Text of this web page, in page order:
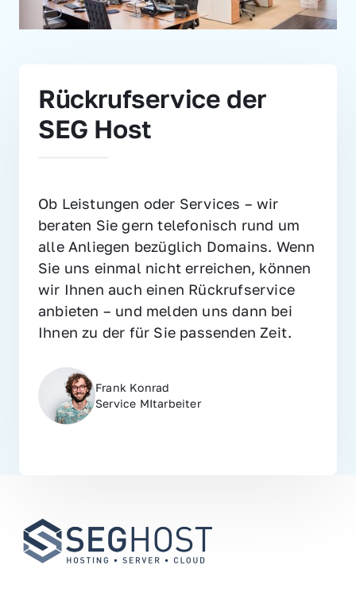
Rückrufservice der
SEG Host
Ob Leistungen oder Services – wir
beraten Sie gern telefonisch rund um
alle Anliegen bezüglich Domains. Wenn
Sie uns einmal nicht erreichen, können
wir Ihnen auch einen Rückrufservice
anbieten – und melden uns dann bei
Ihnen zu der für Sie passenden Zeit.
Frank Konrad
Service MItarbeiter